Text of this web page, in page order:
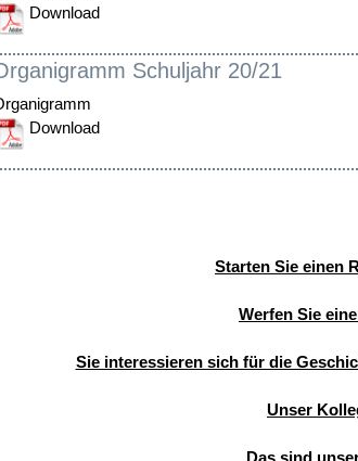
Download
Schuljahr 20/21
Download
Starten Sie einen
Werfen Sie
Sie interessieren sich für die
Unser